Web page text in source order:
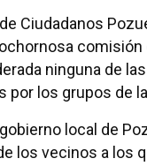
Ciudadanos
ninguna de
por los grupos de
local de
los vecinos a los